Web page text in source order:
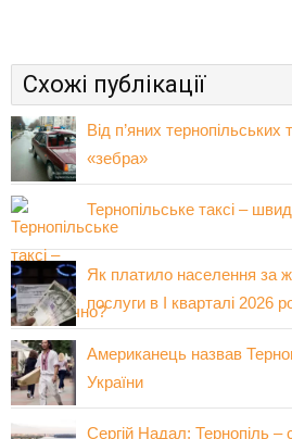
Схожі публікації
Від п’яних тернопільських
«зебра»
Тернопільське таксі –
Як платило населення за
послуги в І кварталі 2026
Американець назвав
України
Сергій Надал: Тернопіль –